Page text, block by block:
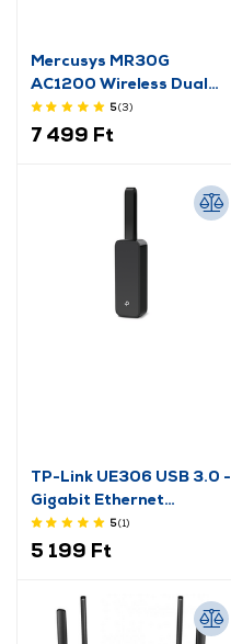
Mercusys MR30G
AC1200 Wireless Dual
Band Gigabit Router
5(3)
7 499 Ft
TP-Link UE306 USB 3.0 -
Gigabit Ethernet
Adapter
5(1)
5 199 Ft